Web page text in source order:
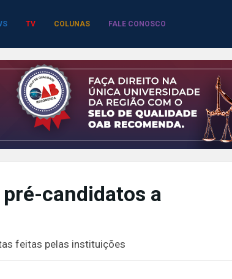
TV COLUNAS FALE CONOSCO
candidatos a
feitas pelas instituições